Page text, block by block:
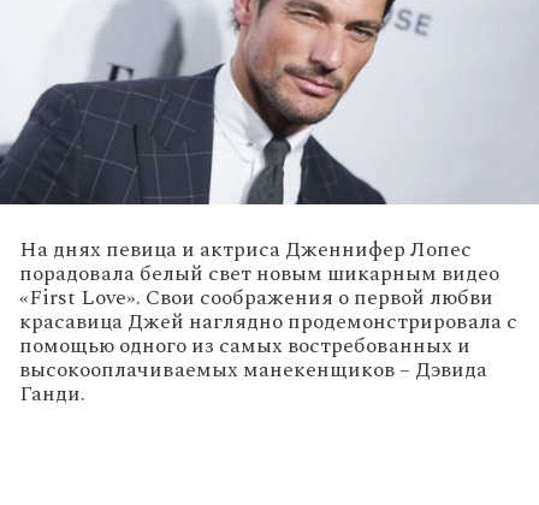
На днях певица и актриса Дженнифер Лопес
порадовала белый свет новым шикарным видео
«First Love». Свои соображения о первой любви
красавица Джей наглядно продемонстрировала с
помощью одного из самых востребованных и
высокооплачиваемых манекенщиков – Дэвида
Ганди.